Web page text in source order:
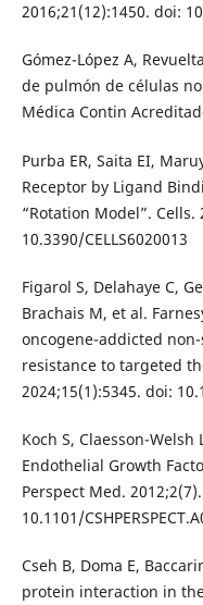
2016;21(12):1450. doi:
Gómez-López A,
de pulmón de células
Médica Contin
Purba ER, Saita EI,
Receptor by Ligand
“Rotation Model”. Cells.
10.3390/CELLS6020013
Figarol S, Delahaye C,
Brachais M, et al.
oncogene-addicted
resistance to targeted
2024;15(1):5345. doi:
Koch S, Claesson-
Endothelial Growth
Perspect Med.
10.1101/
Cseh B, Doma E,
protein interaction in